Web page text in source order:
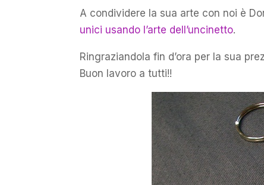
A condividere la sua arte con noi è
unici usando l’arte dell’uncinetto.
Ringraziandola fin d’ora per la sua
Buon lavoro a tutti!!